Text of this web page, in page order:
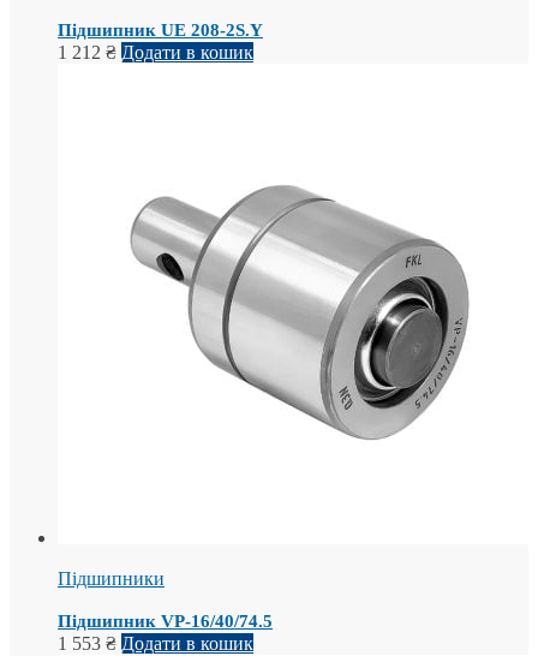
Підшипник UE 208-2S.Y
1 212 ₴ Додати в кошик
Підшипники
Підшипник VP-16/40/74.5
1 553 ₴ Додати в кошик